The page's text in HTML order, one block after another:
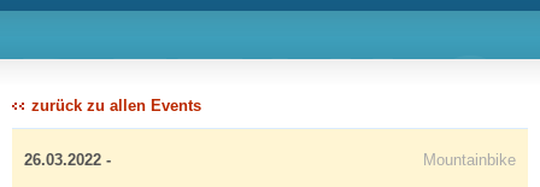
DETAILS
zurück zu allen Events
26.03.2022 - Mountainbike